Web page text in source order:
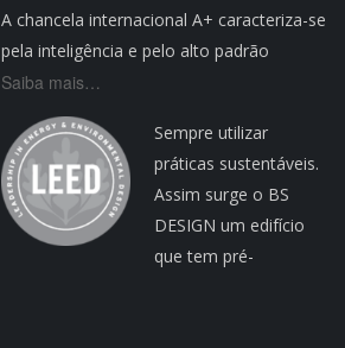
A chancela internacional A+ caracteriza-se
pela inteligência e pelo alto padrão
Saiba mais…
Sempre utilizar
práticas sustentáveis.
Assim surge o BS
DESIGN um edifício
que tem pré-